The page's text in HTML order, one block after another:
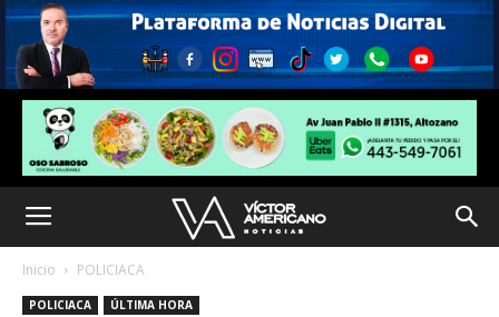
Inicio POLICIACA
POLICIACA ÚLTIMA HORA